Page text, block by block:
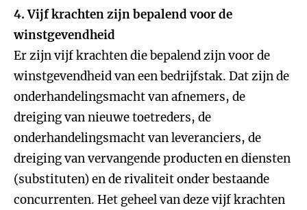
4. Vijf krachten zijn bepalend voor de
winstgevendheid
Er zijn vijf krachten die bepalend zijn voor de
winstgevendheid van een bedrijfstak. Dat zijn de
onderhandelingsmacht van afnemers, de
dreiging van nieuwe toetreders, de
onderhandelingsmacht van leveranciers, de
dreiging van vervangende producten en diensten
(substituten) en de rivaliteit onder bestaande
concurrenten. Het geheel van deze vijf krachten